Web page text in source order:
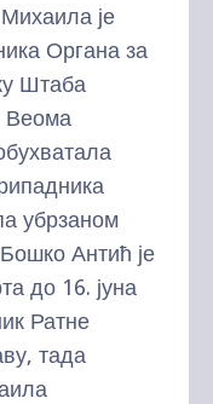
је
Органа за
Штаба
Веома
убрзаном
Антић је
до 16. јуна
Ратне
тада